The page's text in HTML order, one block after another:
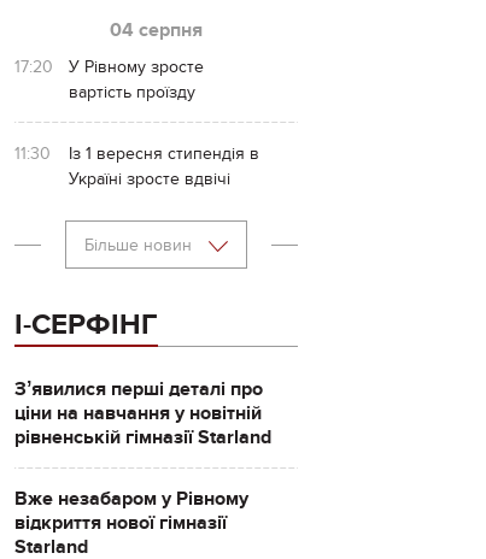
04 серпня
17:20
У Рівному зросте
вартість проїзду
11:30
Із 1 вересня стипендія в
Україні зросте вдвічі
Більше новин
І-СЕРФІНГ
Зʼявилися перші деталі про
ціни на навчання у новітній
рівненській гімназії Starland
Вже незабаром у Рівному
відкриття нової гімназії
Starland